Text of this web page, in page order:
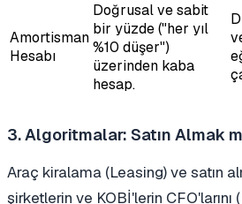
Amortisman
Hesabı
Doğrusal ve sabit
bir yüzde ("her yıl
%10 düşer")
üzerinden kaba
hesap.
3. Algoritmalar: Satın Almak
Araç kiralama (Leasing) ve satın
şirketlerin ve KOBİ'lerin